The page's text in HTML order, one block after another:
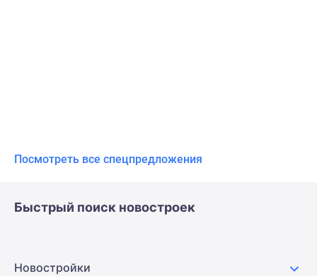
Посмотреть все спецпредложения
Быстрый поиск новостроек
Новостройки